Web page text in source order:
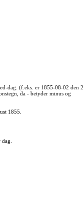
dag. (f.eks. er 1855-08-02 den 2.
da - betyder minus og
1855.